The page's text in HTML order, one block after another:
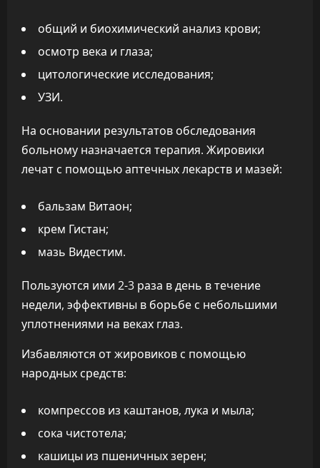
общий и биохимический анализ крови;
осмотр века и глаза;
цитологические исследования;
УЗИ.
На основании результатов обследования
больному назначается терапия. Жировики
лечат с помощью аптечных лекарств и мазей:
бальзам Витаон;
крем Гистан;
мазь Видестим.
Пользуются ими 2-3 раза в день в течение
недели, эффективны в борьбе с небольшими
уплотнениями на веках глаз.
Избавляются от жировиков с помощью
народных средств:
компрессов из каштанов, лука и мыла;
сока чистотела;
кашицы из пшеничных зерен;